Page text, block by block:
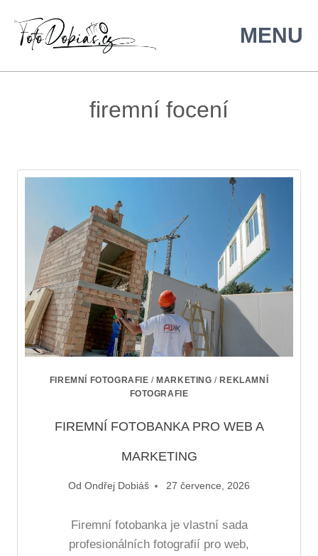
firemní focení
FIREMNÍ FOTOGRAFIE / MARKETING / REKLAMNÍ
FOTOGRAFIE
FIREMNÍ FOTOBANKA PRO WEB A
MARKETING
Od Ondřej Dobiáš 27 července, 2026
Firemní fotobanka je vlastní sada
profesionálních fotografií pro web,